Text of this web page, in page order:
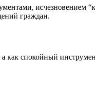
исчезновением
граждан.
как спокойный